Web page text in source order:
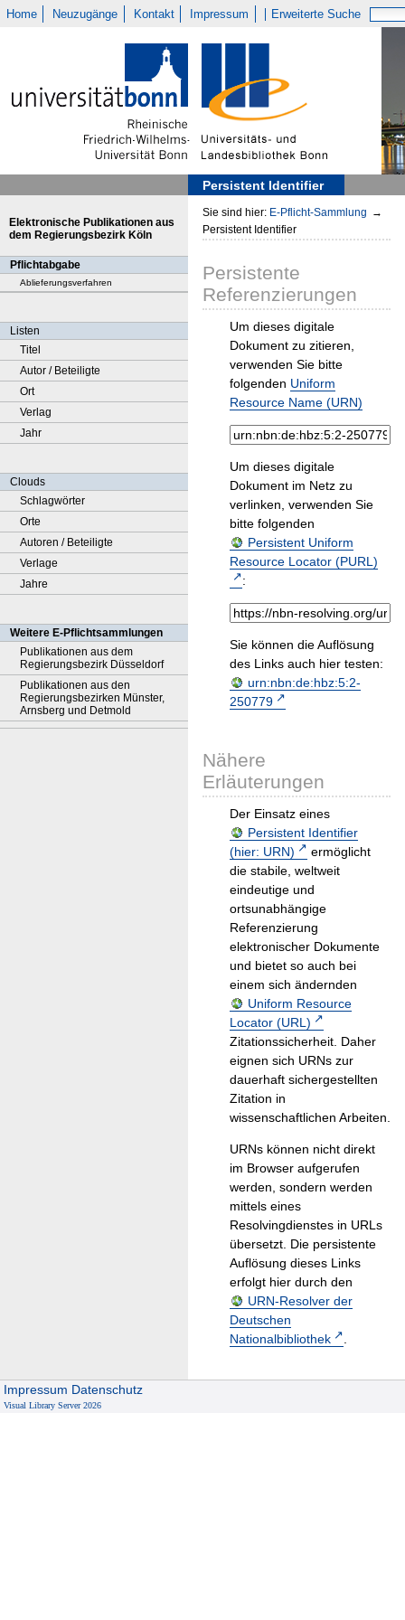
Home Neuzugänge Kontakt Impressum Erweiterte Suche
Persistent Identifier
Elektronische Publikationen aus
dem Regierungsbezirk Köln
Pflichtabgabe
Ablieferungsverfahren
Listen
Titel
Autor / Beteiligte
Ort
Verlag
Jahr
Clouds
Schlagwörter
Orte
Autoren / Beteiligte
Verlage
Jahre
Weitere E-Pflichtsammlungen
Publikationen aus dem
Regierungsbezirk Düsseldorf
Publikationen aus den
Regierungsbezirken Münster,
Arnsberg und Detmold
Sie sind hier: E-Pflicht-Sammlung →
Persistent Identifier
Persistente
Referenzierungen
Um dieses digitale
Dokument zu zitieren,
verwenden Sie bitte
folgenden Uniform
Resource Name (URN)
Um dieses digitale
Dokument im Netz zu
verlinken, verwenden Sie
bitte folgenden
Persistent Uniform
Resource Locator (PURL)
:
Sie können die Auflösung
des Links auch hier testen:
urn:nbn:de:hbz:5:2-
250779
Nähere
Erläuterungen
Der Einsatz eines
Persistent Identifier
(hier: URN)
ermöglicht
die stabile, weltweit
eindeutige und
ortsunabhängige
Referenzierung
elektronischer Dokumente
und bietet so auch bei
einem sich ändernden
Uniform Resource
Locator (URL)
Zitationssicherheit. Daher
eignen sich URNs zur
dauerhaft sichergestellten
Zitation in
wissenschaftlichen Arbeiten.
URNs können nicht direkt
im Browser aufgerufen
werden, sondern werden
mittels eines
Resolvingdienstes in URLs
übersetzt. Die persistente
Auflösung dieses Links
erfolgt hier durch den
URN-Resolver der
Deutschen
Nationalbibliothek
.
Impressum Datenschutz
Visual Library Server 2026